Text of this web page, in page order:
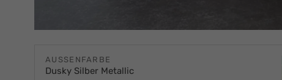
AUSSENFARBE
Dusky Silber Metallic